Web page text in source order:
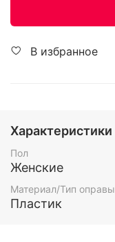
В избранное
Характеристики
Пол
Женские
Материал/Тип оправы
Пластик